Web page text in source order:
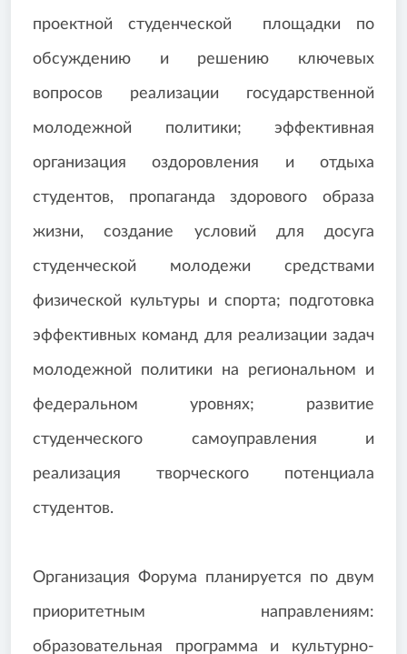
проектной студенческой площадки по
обсуждению и решению ключевых
вопросов реализации государственной
молодежной политики; эффективная
организация оздоровления и отдыха
студентов, пропаганда здорового образа
жизни, создание условий для досуга
студенческой молодежи средствами
физической культуры и спорта; подготовка
эффективных команд для реализации задач
молодежной политики на региональном и
федеральном уровнях; развитие
студенческого самоуправления и
реализация творческого потенциала
студентов.
Организация Форума планируется по двум
приоритетным направлениям:
образовательная программа и культурно-